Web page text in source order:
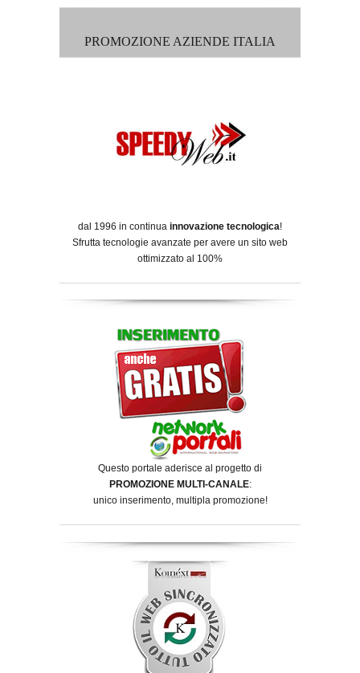
PROMOZIONE AZIENDE ITALIA
dal 1996 in continua innovazione tecnologica!
Sfrutta tecnologie avanzate per avere un sito web
ottimizzato al 100%
Questo portale aderisce al progetto di
PROMOZIONE MULTI-CANALE:
unico inserimento, multipla promozione!